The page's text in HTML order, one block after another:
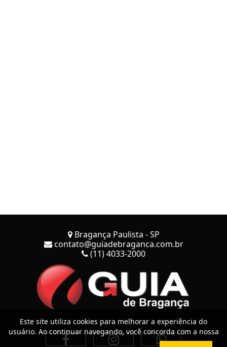
Bragança Paulista - SP
contato@guiadebraganca.com.br
(11) 4033-2000
Este site utiliza cookies para melhorar a experiência do
usuário. Ao continuar navegando, você concorda com a nossa